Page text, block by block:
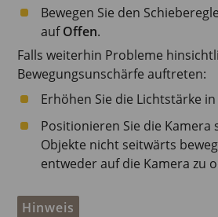
Bewegen Sie den
aufOffen.
Falls weiterhin Probleme
Bewegungsunschärfe auftreten:
Erhöhen Sie die Lichtstärke in
Positionieren Sie die Kamera
Objekte nicht seitwärts
entweder auf die Kamera zu
Hinweis